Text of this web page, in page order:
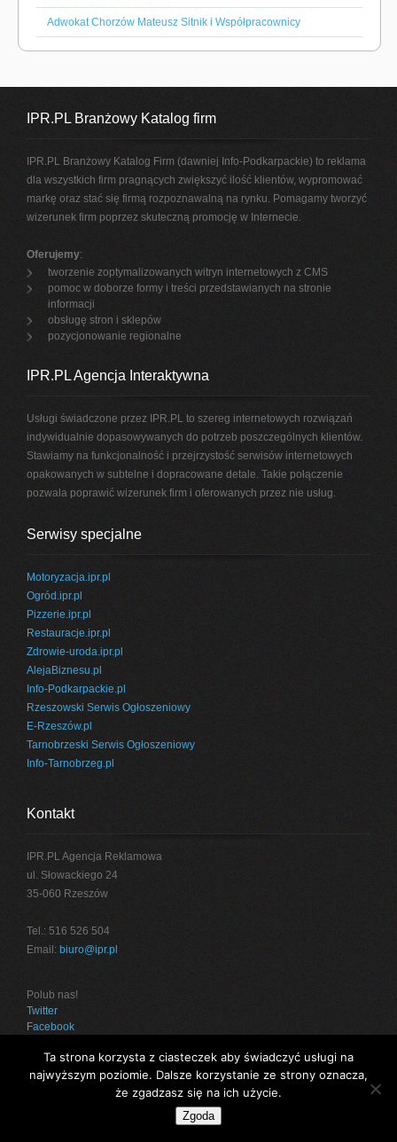
Adwokat Chorzów Mateusz Sitnik i Współpracownicy
IPR.PL Branżowy Katalog firm
IPR.PL Branżowy Katalog Firm (dawniej Info-Podkarpackie) to reklama
dla wszystkich firm pragnących zwiększyć ilość klientów, wypromować
markę oraz stać się firmą rozpoznawalną na rynku. Pomagamy tworzyć
wizerunek firm poprzez skuteczną promocję w Internecie.
Oferujemy:
tworzenie zoptymalizowanych witryn internetowych z CMS
pomoc w doborze formy i treści przedstawianych na stronie
informacji
obsługę stron i sklepów
pozycjonowanie regionalne
IPR.PL Agencja Interaktywna
Usługi świadczone przez IPR.PL to szereg internetowych rozwiązań
indywidualnie dopasowywanych do potrzeb poszczególnych klientów.
Stawiamy na funkcjonalność i przejrzystość serwisów internetowych
opakowanych w subtelne i dopracowane detale. Takie połączenie
pozwala poprawić wizerunek firm i oferowanych przez nie usług.
Serwisy specjalne
Motoryzacja.ipr.pl
Ogród.ipr.pl
Pizzerie.ipr.pl
Restauracje.ipr.pl
Zdrowie-uroda.ipr.pl
AlejaBiznesu.pl
Info-Podkarpackie.pl
Rzeszowski Serwis Ogłoszeniowy
E-Rzeszów.pl
Tarnobrzeski Serwis Ogłoszeniowy
Info-Tarnobrzeg.pl
Kontakt
IPR.PL Agencja Reklamowa
ul. Słowackiego 24
35-060 Rzeszów
Tel.: 516 526 504
Email: biuro@ipr.pl
Polub nas!
Twitter
Facebook
Projekt:IPR.PL
Ta strona korzysta z ciasteczek aby świadczyć usługi na
najwyższym poziomie. Dalsze korzystanie ze strony oznacza,
że zgadzasz się na ich użycie.
Zgoda